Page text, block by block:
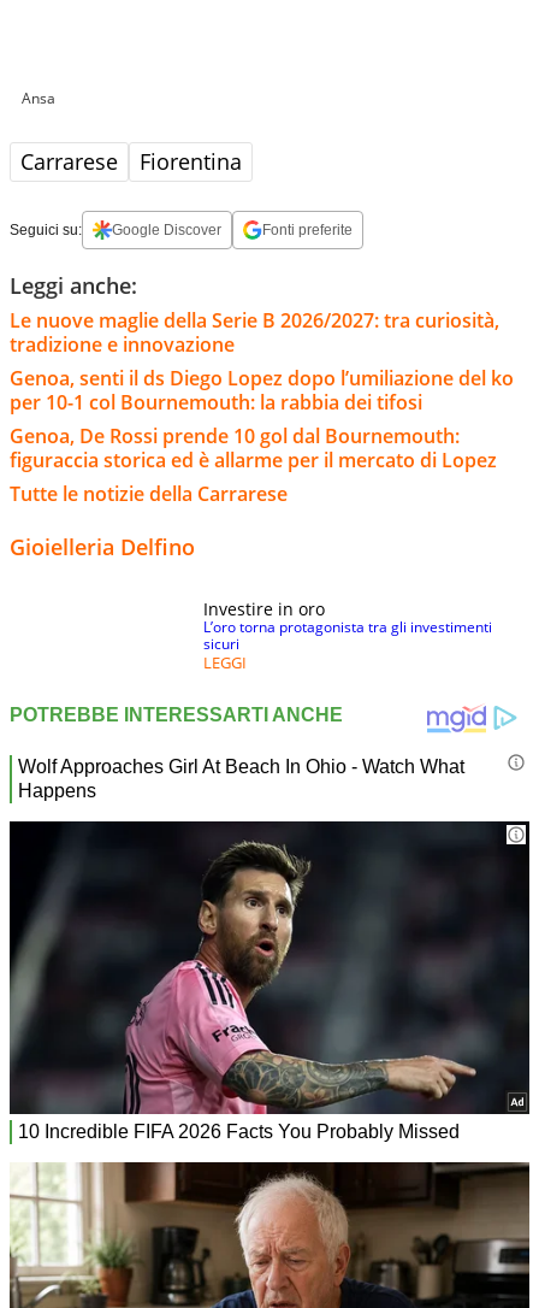
Ansa
Carrarese Fiorentina
Seguici su: Google Discover Fonti preferite
Leggi anche:
Le nuove maglie della Serie B 2026/2027: tra curiosità,
tradizione e innovazione
Genoa, senti il ds Diego Lopez dopo l’umiliazione del ko
per 10-1 col Bournemouth: la rabbia dei tifosi
Genoa, De Rossi prende 10 gol dal Bournemouth:
figuraccia storica ed è allarme per il mercato di Lopez
Tutte le notizie della Carrarese
Gioielleria Delfino
Investire in oro
L’oro torna protagonista tra gli investimenti
sicuri
LEGGI